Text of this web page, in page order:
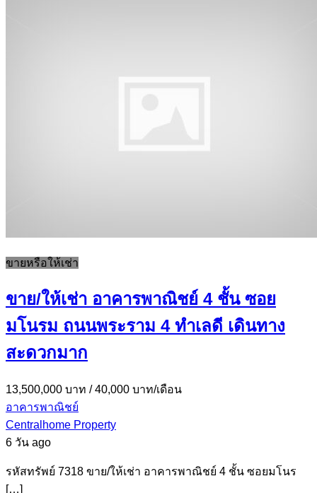
ขายหรือให้เช่า
ขาย/ให้เช่า อาคารพาณิชย์ 4 ชั้น ซอย
มโนรม ถนนพระราม 4 ทำเลดี เดินทาง
สะดวกมาก
13,500,000 บาท / 40,000 บาท/เดือน
อาคารพาณิชย์
Centralhome Property
6 วัน ago
รหัสทรัพย์ 7318 ขาย/ให้เช่า อาคารพาณิชย์ 4 ชั้น ซอยมโนร
[…]